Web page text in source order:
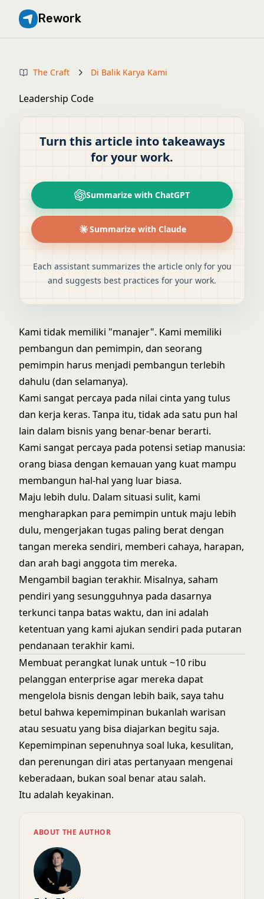
Rework
The Craft Di Balik Karya Kami
Leadership Code
Turn this article into takeaways
for your work.
Summarize with ChatGPT
Summarize with Claude
Each assistant summarizes the article only for you
and suggests best practices for your work.
Kami tidak memiliki "manajer". Kami memiliki
pembangun dan pemimpin, dan seorang
pemimpin harus menjadi pembangun terlebih
dahulu (dan selamanya).
Kami sangat percaya pada nilai cinta yang tulus
dan kerja keras. Tanpa itu, tidak ada satu pun hal
lain dalam bisnis yang benar-benar berarti.
Kami sangat percaya pada potensi setiap manusia:
orang biasa dengan kemauan yang kuat mampu
membangun hal-hal yang luar biasa.
Maju lebih dulu. Dalam situasi sulit, kami
mengharapkan para pemimpin untuk maju lebih
dulu, mengerjakan tugas paling berat dengan
tangan mereka sendiri, memberi cahaya, harapan,
dan arah bagi anggota tim mereka.
Mengambil bagian terakhir. Misalnya, saham
pendiri yang sesungguhnya pada dasarnya
terkunci tanpa batas waktu, dan ini adalah
ketentuan yang kami ajukan sendiri pada putaran
pendanaan terakhir kami.
Membuat perangkat lunak untuk ~10 ribu
pelanggan enterprise agar mereka dapat
mengelola bisnis dengan lebih baik, saya tahu
betul bahwa kepemimpinan bukanlah warisan
atau sesuatu yang bisa diajarkan begitu saja.
Kepemimpinan sepenuhnya soal luka, kesulitan,
dan perenungan diri atas pertanyaan mengenai
keberadaan, bukan soal benar atau salah.
Itu adalah keyakinan.
ABOUT THE AUTHOR